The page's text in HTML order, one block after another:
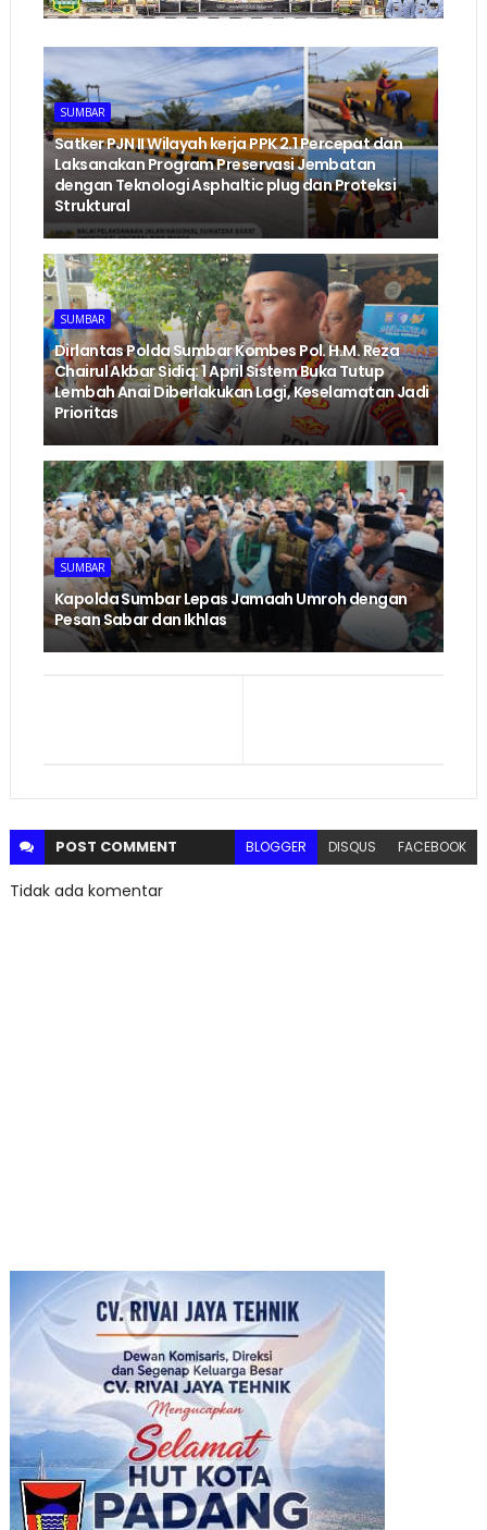
SUMBAR
‎Satker PJN II Wilayah kerja PPK 2.1 Percepat dan
Laksanakan Program Preservasi Jembatan
dengan Teknologi Asphaltic plug dan Proteksi
Struktural ‎
SUMBAR
Dirlantas Polda Sumbar Kombes Pol. H.M. Reza
Chairul Akbar Sidiq: 1 April Sistem Buka Tutup
Lembah Anai Diberlakukan Lagi, Keselamatan Jadi
Prioritas
SUMBAR
Kapolda Sumbar Lepas Jamaah Umroh dengan
Pesan Sabar dan Ikhlas
POST COMMENT BLOGGER DISQUS FACEBOOK
Tidak ada komentar